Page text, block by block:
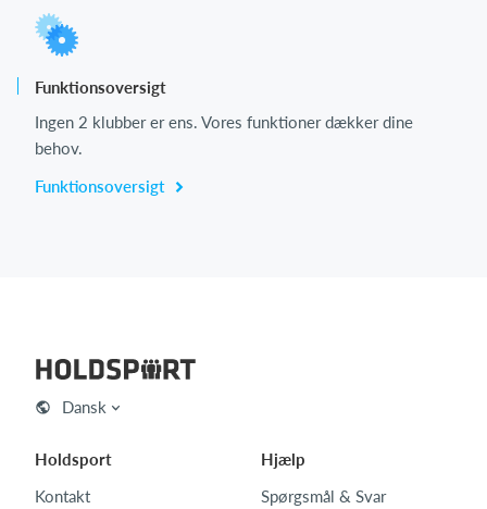
Funktionsoversigt
Ingen 2 klubber er ens. Vores funktioner dækker dine
behov.
Funktionsoversigt
Dansk
Holdsport
Kontakt
Hjælp
Spørgsmål & Svar